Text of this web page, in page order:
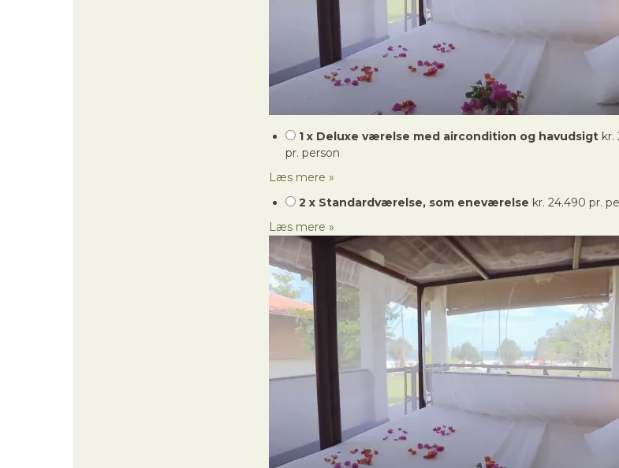
1 x Deluxe værelse med aircondition og havudsigt kr.
pr. person
Læs mere »
2 x Standardværelse, som eneværelse kr. 24.490 pr.
Læs mere »